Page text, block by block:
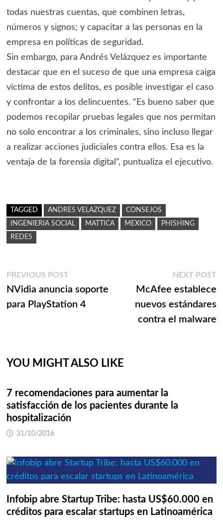
todas nuestras cuentas, que combinen letras,
números y signos; y capacitar a las personas en la
empresa en políticas de seguridad.
Sin embargo, para Andrés Velázquez es importante
destacar que en el suceso de que una empresa caiga
víctima de estos delitos, es posible investigar el caso
y confrontar a los delincuentes. “Es bueno saber que
podemos recopilar pruebas legales que nos permitan
no solo encontrar a los criminales, sino incluso llegar
a realizar acciones judiciales contra ellos. Esa es la
ventaja de la forensia digital”, puntualiza el ejecutivo.
TAGGED ANDRES VELAZQUEZ
CONSEJOS
INGENIERIA SOCIAL
MATTICA MEXICO
PHISHING
REDES
Navegación
de
PREVIOUS POSTPrevious
post:
NVidia anuncia soporte
para PlayStation 4
NEXT POST
McAfee establece
nuevos estándares
contra el malware
YOU MIGHT ALSO LIKE
7 recomendaciones para aumentar la
satisfacción de los pacientes durante la
hospitalización
31/10/2016
Infobip abre Startup Tribe: hasta US$60.000 en
créditos para escalar startups en Latinoamérica